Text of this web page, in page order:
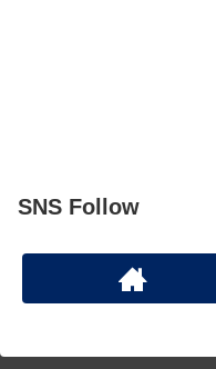
SNS Follow